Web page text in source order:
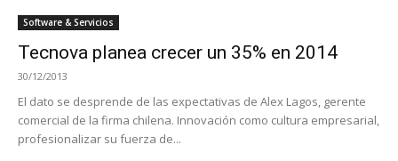
Software & Servicios
Tecnova planea crecer un 35% en 2014
30/12/2013
El dato se desprende de las expectativas de Alex Lagos, gerente
comercial de la firma chilena. Innovación como cultura empresarial,
profesionalizar su fuerza de...